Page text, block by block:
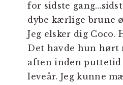
for sidste
dybe kærlige brune
Jeg elsker dig Coco.
Det havde hun hørt
aften inden puttetid
leveår. Jeg kunne